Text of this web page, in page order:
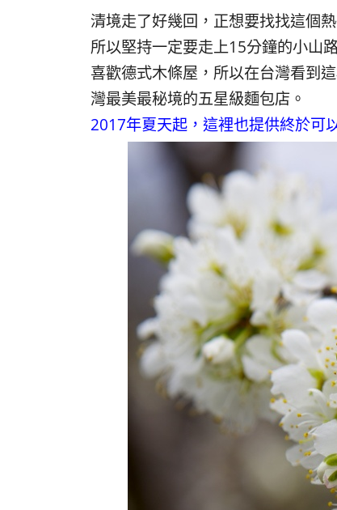
清境走了好幾回，正想要找找這個
所以堅持一定要走上15分鐘的小山
喜歡德式木條屋，所以在台灣看到
灣最美最秘境的五星級麵包店。
2017年夏天起，這裡也提供終於可